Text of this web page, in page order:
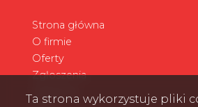
Strona główna
O firmie
Oferty
Zgłoszenia
Ta strona wykorzystuje pliki